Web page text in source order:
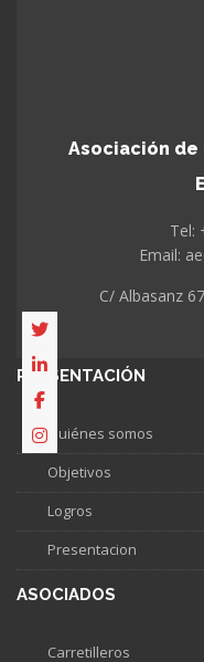
Asociación de
Tel:
Email:
C/ Albasanz
PRESENTACIÓN
Quiénes somos
Objetivos
Logros
Presentacion
ASOCIADOS
Carretilleros